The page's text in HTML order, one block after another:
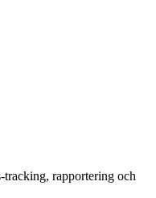
rapportering och